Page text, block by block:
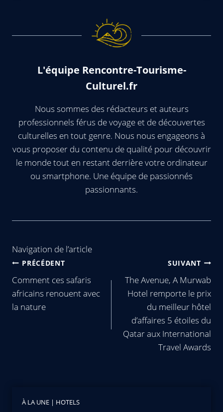
L'équipe Rencontre-Tourisme-
Culturel.fr
Nous sommes des rédacteurs et auteurs
professionnels férus de voyage et de découvertes
culturelles en tout genre. Nous nous engageons à
vous proposer du contenu de qualité pour découvrir
le monde tout en restant derrière votre ordinateur
ou smartphone. Une équipe de passionnés
passionnants.
Navigation de l’article
PRÉCÉDENT
Comment ces safaris
africains renouent avec
la nature
SUIVANT
The Avenue, A Murwab
Hotel remporte le prix
du meilleur hôtel
d’affaires 5 étoiles du
Qatar aux International
Travel Awards
À LA UNE | HOTELS